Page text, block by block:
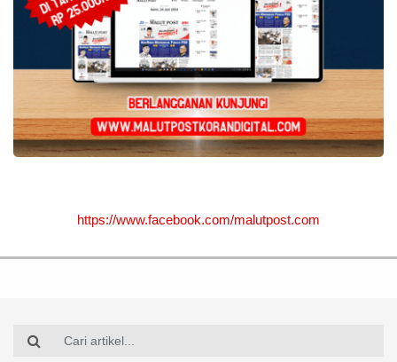
https://www.facebook.com/malutpost.com